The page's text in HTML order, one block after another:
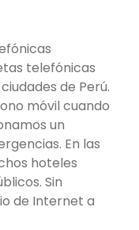
telefónicas
de Perú.
móvil cuando
un
En las
hoteles
Sin
de Internet a